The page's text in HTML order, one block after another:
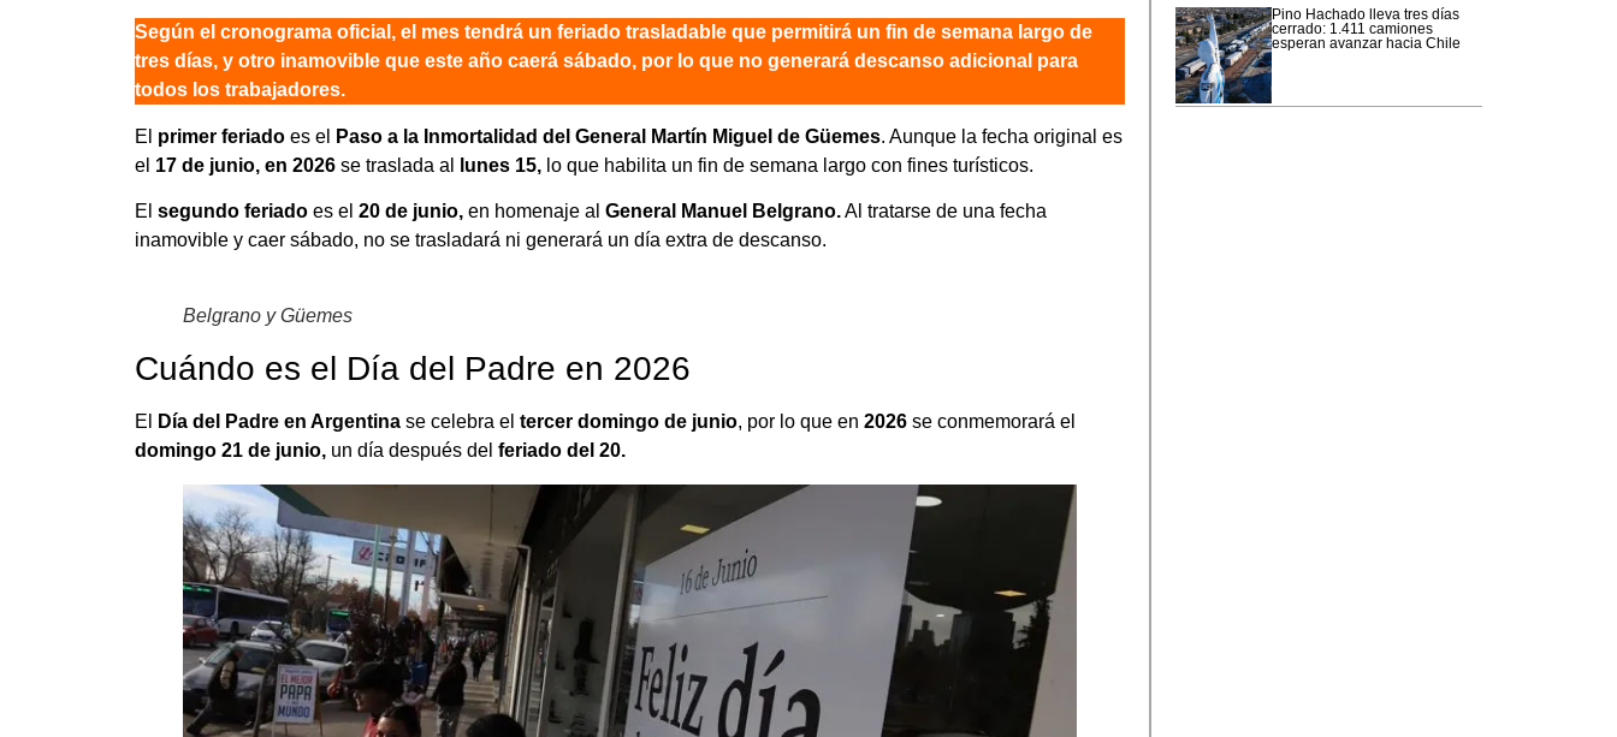
Según el cronograma oficial, el mes tendrá un feriado trasladable que permitirá un fin de semana largo de
tres días, y otro inamovible que este año caerá sábado, por lo que no generará descanso adicional para
todos los trabajadores.
El primer feriado es el Paso a la Inmortalidad del General Martín Miguel de Güemes. Aunque la fecha original es
el 17 de junio, en 2026 se traslada al lunes 15, lo que habilita un fin de semana largo con fines turísticos.
El segundo feriado es el 20 de junio, en homenaje al General Manuel Belgrano.Al tratarse de una fecha
inamovible y caer sábado, no se trasladará ni generará un día extra de descanso.
Belgrano y Güemes
Cuándo es el Día del Padre en 2026
El Día del Padre en Argentina se celebra el tercer domingo de junio, por lo que en 2026 se conmemorará el
domingo 21 de junio, un día después del feriado del 20.
Pino Hachado lleva tres días
cerrado: 1.411 camiones
esperan avanzar hacia Chile